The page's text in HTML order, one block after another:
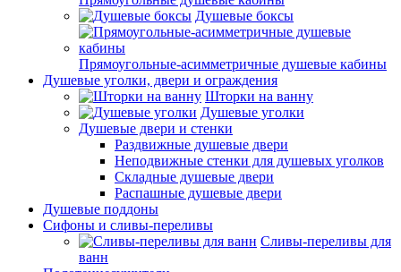
Душевые боксы
Прямоугольные-асимметричные душевые кабины
Душевые уголки, двери и ограждения
Шторки на ванну
Душевые уголки
Душевые двери и стенки
Раздвижные душевые двери
Неподвижные стенки для душевых уголков
Складные душевые двери
Распашные душевые двери
Душевые поддоны
Сифоны и сливы-переливы
Сливы-переливы для
ванн